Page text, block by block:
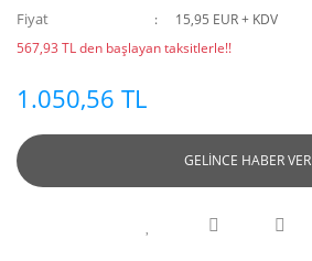
Fiyat
15,95 EUR + KDV
567,93 TL den başlayan taksitlerle!!
1.050,56 TL
GELİNCE HABER VER